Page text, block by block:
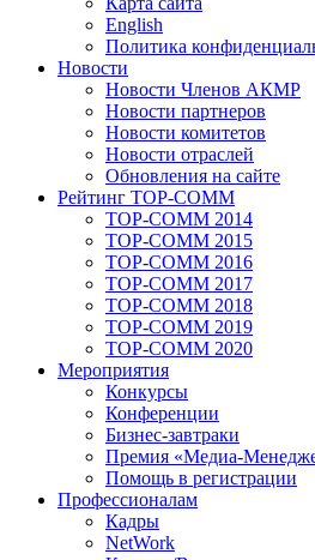
English
Политика
Новости
Новости Членов АКМР
Новости партнеров
Новости комитетов
Новости отраслей
Обновления на сайте
Рейтинг TOP-COMM
TOP-COMM 2014
TOP-COMM 2015
TOP-COMM 2016
TOP-COMM 2017
TOP-COMM 2018
TOP-COMM 2019
TOP-COMM 2020
Мероприятия
Конкурсы
Конференции
Бизнес-завтраки
Премия «Медиа-
Помощь в регистрации
Профессионалам
Кадры
NetWork